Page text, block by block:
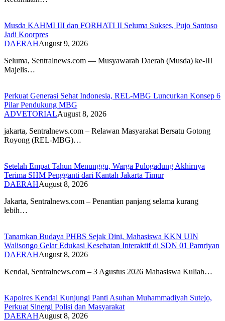
Musda KAHMI III dan FORHATI II Seluma Sukses, Pujo Santoso
Jadi Koorpres
DAERAHAugust 9, 2026
Seluma, Sentralnews.com — Musyawarah Daerah (Musda) ke-III
Majelis…
Perkuat Generasi Sehat Indonesia, REL-MBG Luncurkan Konsep 6
Pilar Pendukung MBG
ADVETORIALAugust 8, 2026
‎jakarta, Sentralnews.com – Relawan Masyarakat Bersatu Gotong
Royong (REL-MBG)…
Setelah Empat Tahun Menunggu, Warga Pulogadung Akhirnya
Terima SHM Pengganti dari Kantah Jakarta Timur
DAERAHAugust 8, 2026
Jakarta, Sentralnews.com – Penantian panjang selama kurang
lebih…
Tanamkan Budaya PHBS Sejak Dini, Mahasiswa KKN UIN
Walisongo Gelar Edukasi Kesehatan Interaktif di SDN 01 Pamriyan
DAERAHAugust 8, 2026
​Kendal, Sentralnews.com – 3 Agustus 2026 Mahasiswa Kuliah…
Kapolres Kendal Kunjungi Panti Asuhan Muhammadiyah Sutejo,
Perkuat Sinergi Polisi dan Masyarakat
DAERAHAugust 8, 2026